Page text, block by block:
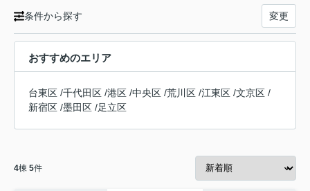
条件から探す 変更
おすすめのエリア
台東区 /千代田区 /港区 /中央区 /荒川区 /江東区 /文京区 /
新宿区 /墨田区 /足立区
4棟 5件